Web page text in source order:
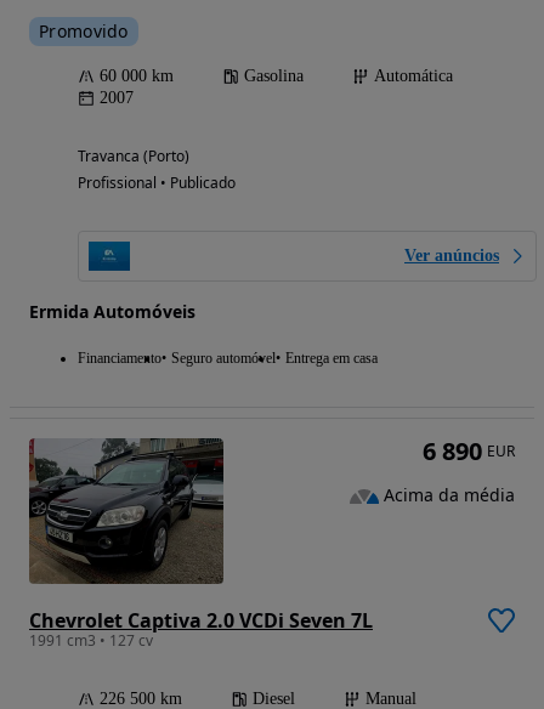
Promovido
60 000 km Gasolina
Automática
2007
Travanca (Porto)
Profissional • Publicado
Ver anúncios
Ermida Automóveis
Financiamento Seguro automóvel Entrega em casa
Chevrolet Captiva 2.0 VCDi Seven 7L
1991 cm3 • 127 cv
226 500 km Diesel
Manual
6 890 EUR
Acima da média